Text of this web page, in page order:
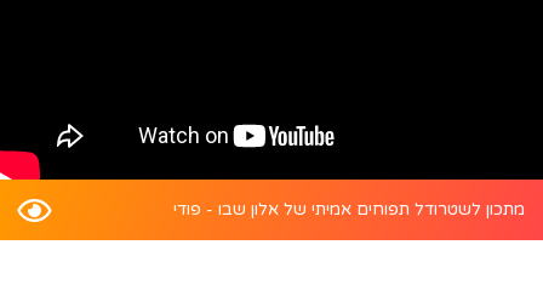
מתכון לשטרודל תפוחים אמיתי של אלון שבו - פודי